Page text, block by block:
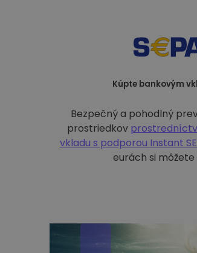
Kúpte bankovým
Bezpečný a pohodlný
prostriedkov
vkladu s podporou Instant
eurách si môžete